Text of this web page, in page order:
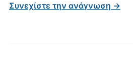
Συνεχίστε την ανάγνωση →